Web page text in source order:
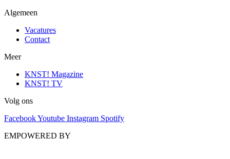
Algemeen
Vacatures
Contact
Meer
KNST! Magazine
KNST! TV
Volg ons
FacebookYoutube Instagram Spotify
EMPOWERED BY